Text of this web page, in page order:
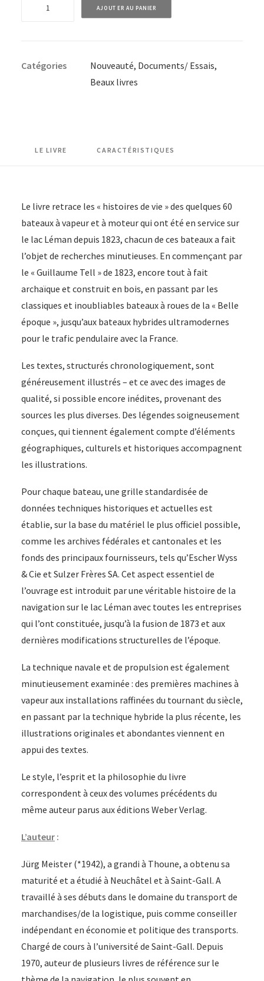
sur
Histoire
AJOUTER AU PANIER
Catégories Nouveauté, Documents/ Essais,
Beaux livres
LE LIVRE CARACTÉRISTIQUES
Le livre retrace les « histoires de vie » des quelques 60
bateaux à vapeur et à moteur qui ont été en service sur
le lac Léman depuis 1823, chacun de ces bateaux a fait
l’objet de recherches minutieuses. En commençant par
le « Guillaume Tell » de 1823, encore tout à fait
archaïque et construit en bois, en passant par les
classiques et inoubliables bateaux à roues de la « Belle
époque », jusqu’aux bateaux hybrides ultramodernes
pour le trafic pendulaire avec la France.
Les textes, structurés chronologiquement, sont
généreusement illustrés – et ce avec des images de
qualité, si possible encore inédites, provenant des
sources les plus diverses. Des légendes soigneusement
conçues, qui tiennent également compte d’éléments
géographiques, culturels et historiques accompagnent
les illustrations.
Pour chaque bateau, une grille standardisée de
données techniques historiques et actuelles est
établie, sur la base du matériel le plus officiel possible,
comme les archives fédérales et cantonales et les
fonds des principaux fournisseurs, tels qu’Escher Wyss
& Cie et Sulzer Frères SA. Cet aspect essentiel de
l’ouvrage est introduit par une véritable histoire de la
navigation sur le lac Léman avec toutes les entreprises
qui l’ont constituée, jusqu’à la fusion de 1873 et aux
dernières modifications structurelles de l’époque.
La technique navale et de propulsion est également
minutieusement examinée : des premières machines à
vapeur aux installations raffinées du tournant du siècle,
en passant par la technique hybride la plus récente, les
illustrations originales et abondantes viennent en
appui des textes.
Le style, l’esprit et la philosophie du livre
correspondent à ceux des volumes précédents du
même auteur parus aux éditions Weber Verlag.
L’auteur :
Jürg Meister (*1942), a grandi à Thoune, a obtenu sa
maturité et a étudié à Neuchâtel et à Saint-Gall. A
travaillé à ses débuts dans le domaine du transport de
marchandises/de la logistique, puis comme conseiller
indépendant en économie et politique des transports.
Chargé de cours à l’université de Saint-Gall. Depuis
1970, auteur de plusieurs livres de référence sur le